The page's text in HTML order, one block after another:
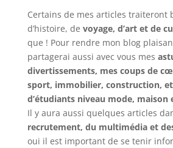
Certains de mes articles traiteront
d’histoire, de voyage, d’art et de
que ! Pour rendre mon blog
partagerai aussi avec vous mes
divertissements, mes coups de
sport, immobilier, construction,
d’étudiants niveau mode, maison
Il y aura aussi quelques articles
recrutement, du multimédia et
oui il est important de se tenir